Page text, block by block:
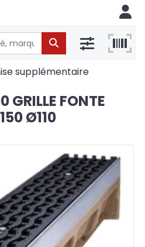
supplémentaire
GRILLE FONTE
Ø110